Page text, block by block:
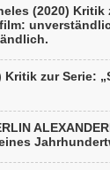
(2020) Kritik
Kritik zur Serie: